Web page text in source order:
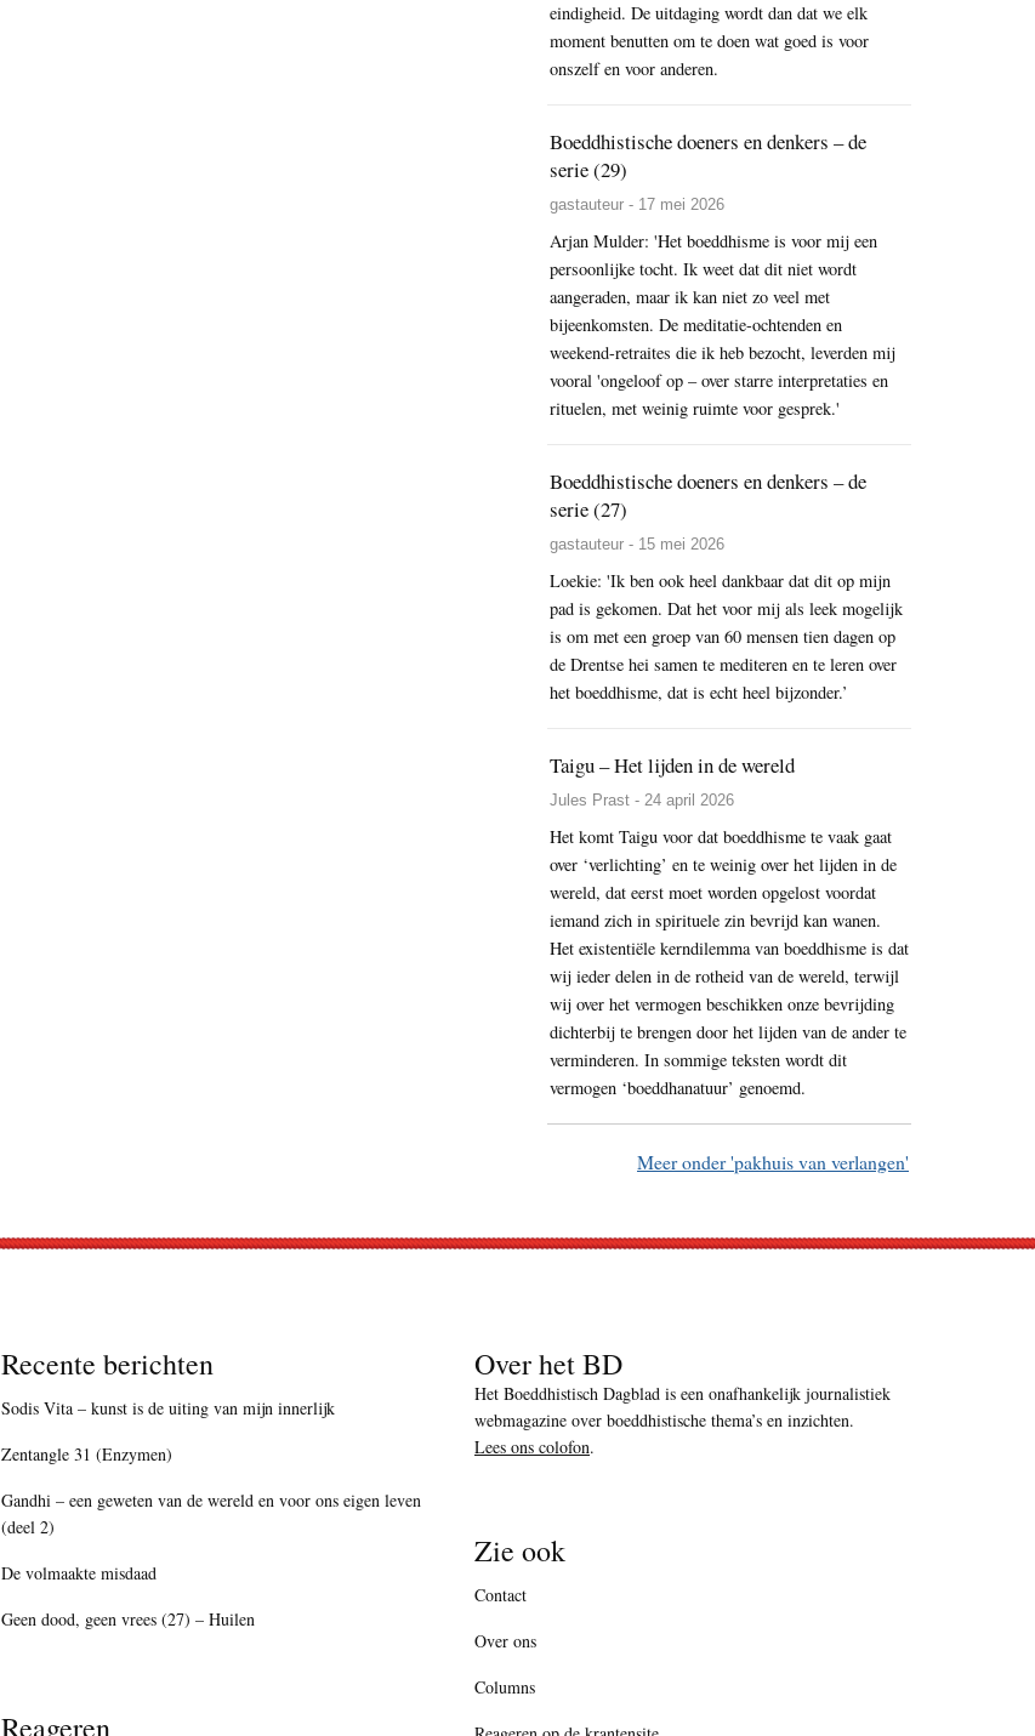
eindigheid. De uitdaging wordt dan dat we elk
moment benutten om te doen wat goed is voor
onszelf en voor anderen.
Boeddhistische doeners en denkers – de
serie (29)
gastauteur - 17 mei 2026
Arjan Mulder: 'Het boeddhisme is voor mij een
persoonlijke tocht. Ik weet dat dit niet wordt
aangeraden, maar ik kan niet zo veel met
bijeenkomsten. De meditatie-ochtenden en
weekend-retraites die ik heb bezocht, leverden mij
vooral 'ongeloof op – over starre interpretaties en
rituelen, met weinig ruimte voor gesprek.'
Boeddhistische doeners en denkers – de
serie (27)
gastauteur - 15 mei 2026
Loekie: 'Ik ben ook heel dankbaar dat dit op mijn
pad is gekomen. Dat het voor mij als leek mogelijk
is om met een groep van 60 mensen tien dagen op
de Drentse hei samen te mediteren en te leren over
het boeddhisme, dat is echt heel bijzonder.’
Taigu – Het lijden in de wereld
Jules Prast - 24 april 2026
Het komt Taigu voor dat boeddhisme te vaak gaat
over ‘verlichting’ en te weinig over het lijden in de
wereld, dat eerst moet worden opgelost voordat
iemand zich in spirituele zin bevrijd kan wanen.
Het existentiële kerndilemma van boeddhisme is dat
wij ieder delen in de rotheid van de wereld, terwijl
wij over het vermogen beschikken onze bevrijding
dichterbij te brengen door het lijden van de ander te
verminderen. In sommige teksten wordt dit
vermogen ‘boeddhanatuur’ genoemd.
Meer onder 'pakhuis van verlangen'
Recente berichten
Sodis Vita – kunst is de uiting van mijn innerlijk
Zentangle 31 (Enzymen)
Gandhi – een geweten van de wereld en voor ons eigen leven
(deel 2)
De volmaakte misdaad
Geen dood, geen vrees (27) – Huilen
Reageren
Over het BD
Het Boeddhistisch Dagblad is een onafhankelijk journalistiek
webmagazine over boeddhistische thema’s en inzichten.
Lees ons colofon.
Zie ook
Contact
Over ons
Columns